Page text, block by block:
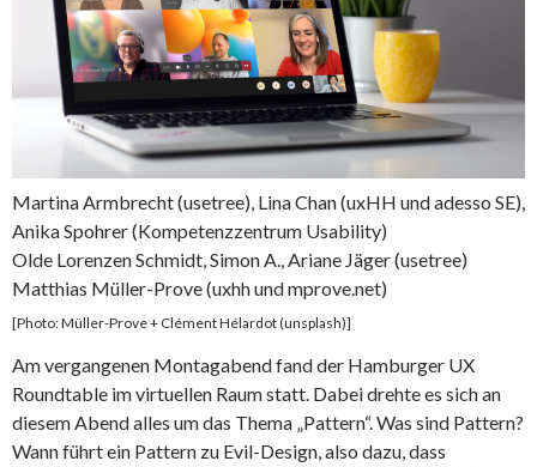
Martina Armbrecht (usetree), Lina Chan (uxHH und adesso SE),
Anika Spohrer (Kompetenzzentrum Usability)
Olde Lorenzen Schmidt, Simon A., Ariane Jäger (usetree)
Matthias Müller-Prove (uxhh und mprove.net)
[Photo: Müller-Prove + Clément Hélardot (unsplash)]
Am vergangenen Montagabend fand der Hamburger UX
Roundtable im virtuellen Raum statt. Dabei drehte es sich an
diesem Abend alles um das Thema „Pattern“. Was sind Pattern?
Wann führt ein Pattern zu Evil-Design, also dazu, dass